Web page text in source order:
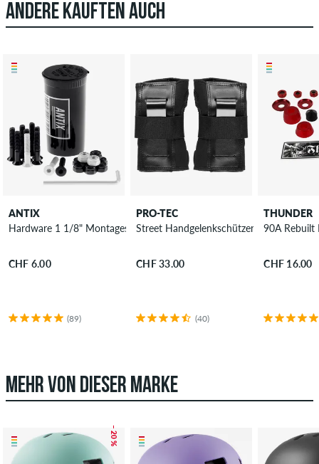
ANDERE KAUFTEN AUCH
ANTIX
Hardware 1 1/8" Montageset Innensechskant
CHF 6.00
(89)
PRO-TEC
Street Handgelenkschützer
CHF 33.00
(40)
THUNDER
90A Rebuilt
CHF 16.00
MEHR VON DIESER MARKE
– 20 %